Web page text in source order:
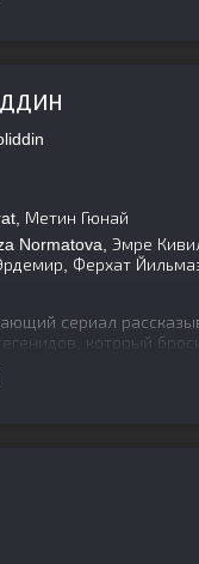
Метин Гюнай
Normatova, Эмре
Ферхат
сериал
который
своего